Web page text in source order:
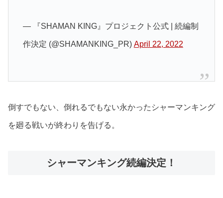
— 『SHAMAN KING』プロジェクト公式 | 続編制
作決定 (@SHAMANKING_PR) April 22, 2022
倒すでもない、倒れるでもない永かったシャーマンキング
を廻る戦いが終わりを告げる。
シャーマンキング続編決定！